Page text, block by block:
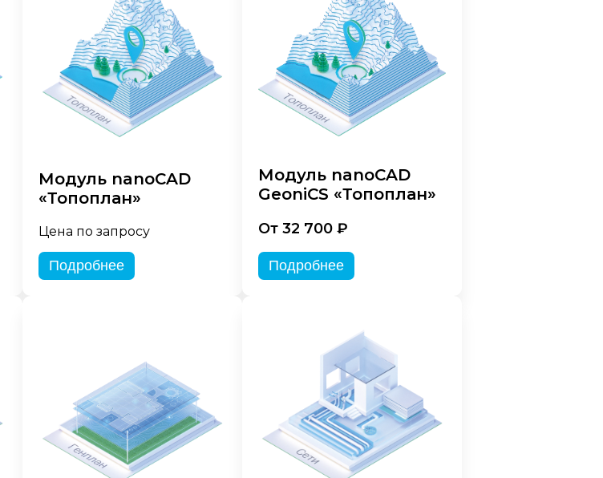
Модуль nanoCAD
«Топоплан»
Цена по запросу
Подробнее
Модуль nanoCAD
GeoniCS «Топоплан»
От 32 700 ₽
Подробнее